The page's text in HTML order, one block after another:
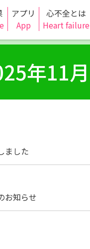
アプリ
App
心不全とは
Heart failure
年11月
ました
お知らせ